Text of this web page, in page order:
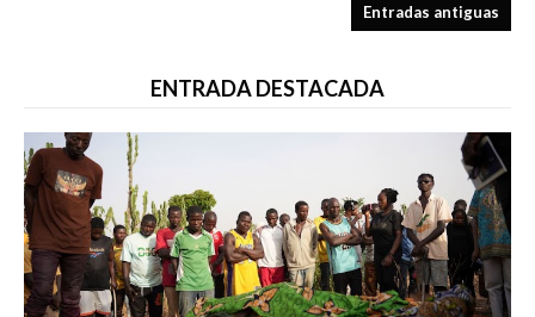
Entradas antiguas
ENTRADA DESTACADA